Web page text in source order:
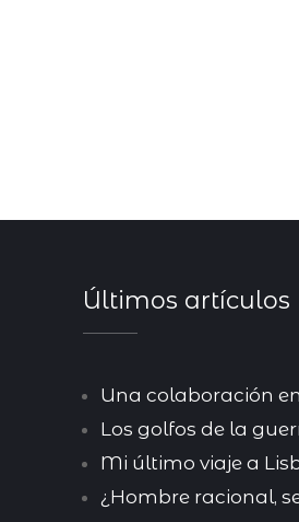
Últimos artículos
Una colaboración
Los golfos de la
Mi último viaje a
¿Hombre racional,